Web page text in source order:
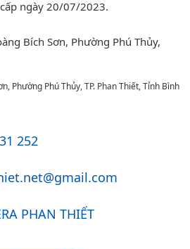
ngày 20/07/2023.
Bích Sơn, Phường Phú Thủy,
Phường Phú Thủy, TP. Phan Thiết, Tỉnh Bình
252
PHAN THIẾT